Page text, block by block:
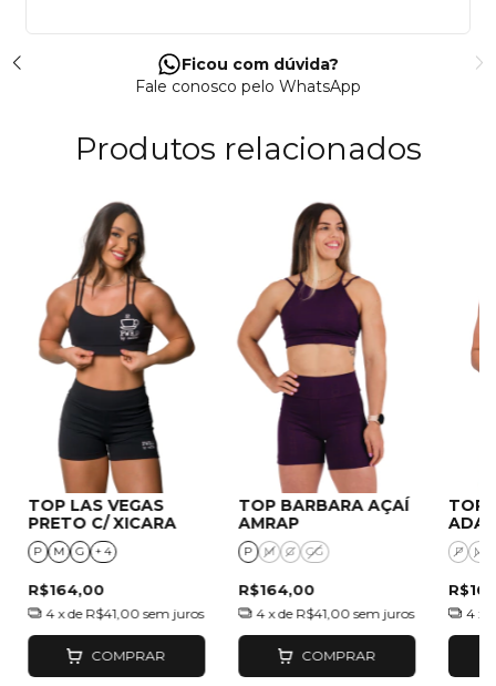
Ficou com dúvida?
Fale conosco pelo WhatsApp
Produtos relacionados
TOP LAS VEGAS
PRETO C/ XICARA
P M G + 4
R$164,00
4 x de R$41,00 sem juros
COMPRAR
TOP BARBARA AÇAÍ
AMRAP
P M G GG
R$164,00
4 x de R$41,00 sem juros
COMPRAR
TOP
P M
4 x